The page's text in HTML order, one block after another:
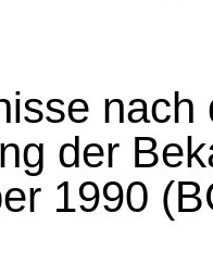
der
1990